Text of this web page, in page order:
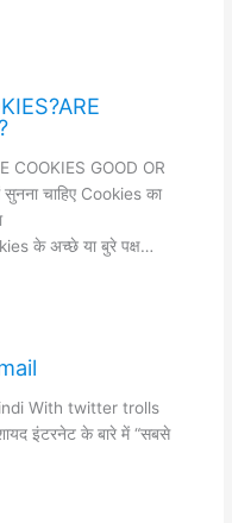
COOKIES GOOD OR
चाहिए Cookies का
के अच्छे या बुरे पक्ष…
With twitter trolls
इंटरनेट के बारे में “सबसे